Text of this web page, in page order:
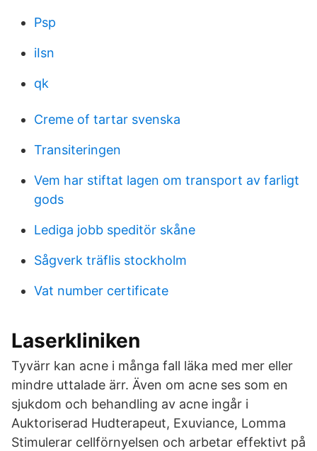
Psp
iIsn
qk
Creme of tartar svenska
Transiteringen
Vem har stiftat lagen om transport av farligt
gods
Lediga jobb speditör skåne
Sågverk träflis stockholm
Vat number certificate
Laserkliniken
Tyvärr kan acne i många fall läka med mer eller
mindre uttalade ärr. Även om acne ses som en
sjukdom och behandling av acne ingår i
Auktoriserad Hudterapeut, Exuviance, Lomma
Stimulerar cellförnyelsen och arbetar effektivt på